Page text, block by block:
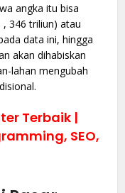
angka itu bisa
, 346 triliun) atau
data ini, hingga
akan dihabiskan
lahan mengubah
Terbaik |
SEO,